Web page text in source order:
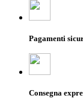
Pagamenti
Consegna